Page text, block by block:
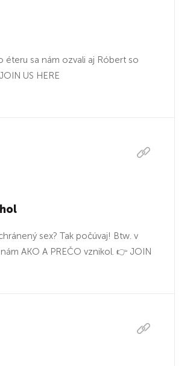
éteru sa nám ozvali aj Róbert so
US HERE
sex? Tak počúvaj! Btw. v
AKO A PREČO vznikol. 👉 JOIN